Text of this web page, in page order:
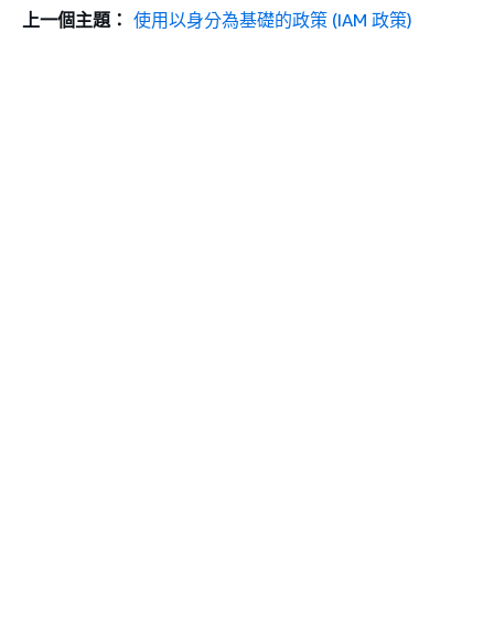
上一個主題： 使用以身分為基礎的政策 (IAM 政策)